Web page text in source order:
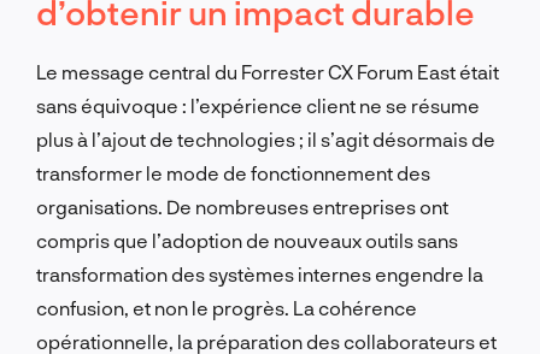
d’obtenir un impact durable
Le message central du Forrester CX Forum East était
sans équivoque : l’expérience client ne se résume
plus à l’ajout de technologies ; il s’agit désormais de
transformer le mode de fonctionnement des
organisations. De nombreuses entreprises ont
compris que l’adoption de nouveaux outils sans
transformation des systèmes internes engendre la
confusion, et non le progrès. La cohérence
opérationnelle, la préparation des collaborateurs et